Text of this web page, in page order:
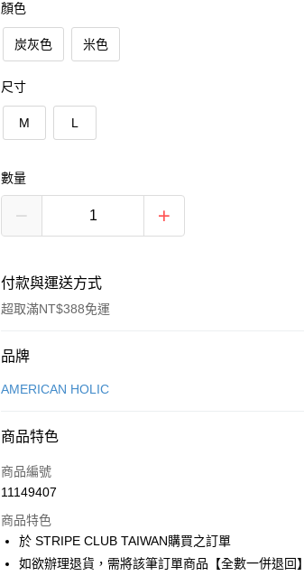
顏色
炭灰色 米色
尺寸
M L
數量
付款與運送方式
超取滿NT$388免運
付款方式
信用卡一次付款
合作金庫商業銀行
華南商業銀行
上海商業儲蓄銀行
國泰世華商業銀行
兆豐國際商業銀行
臺灣中小企業銀行
台中商業銀行
超商取貨付款
LINE Pay
Apple Pay
品牌
AMERICAN HOLIC
商品特色
商品編號
11149407
商品特色
於 STRIPE CLUB TAIWAN購買之訂單
如欲辦理退貨，需將該筆訂單商品【全數一併退回】